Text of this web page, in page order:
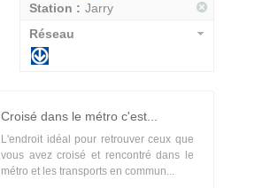
Station : Jarry
Réseau
Croisé dans le métro c'est...
L'endroit idéal pour retrouver ceux que
vous avez croisé et rencontré dans le
métro et les transports en commun...